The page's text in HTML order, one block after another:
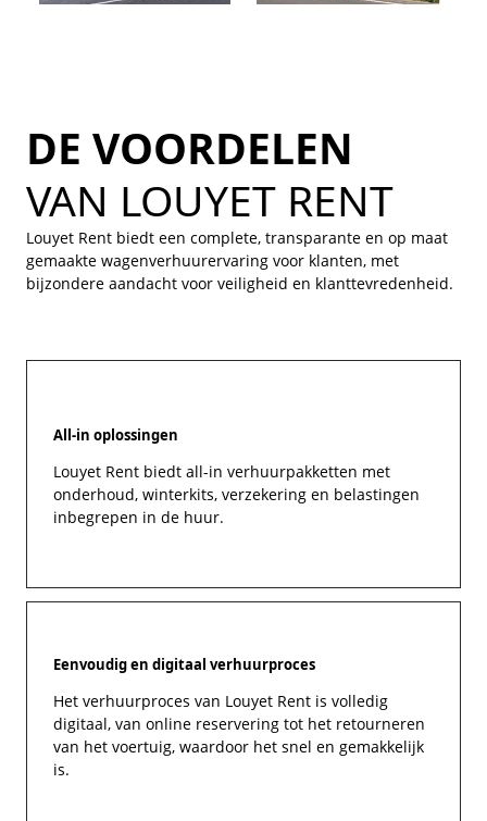
DE VOORDELEN
VAN LOUYET RENT
Louyet Rent biedt een complete, transparante en op maat
gemaakte wagenverhuurervaring voor klanten, met
bijzondere aandacht voor veiligheid en klanttevredenheid.
All-in oplossingen
Louyet Rent biedt all-in verhuurpakketten met
onderhoud, winterkits, verzekering en belastingen
inbegrepen in de huur.
Eenvoudig en digitaal verhuurproces
Het verhuurproces van Louyet Rent is volledig
digitaal, van online reservering tot het retourneren
van het voertuig, waardoor het snel en gemakkelijk
is.